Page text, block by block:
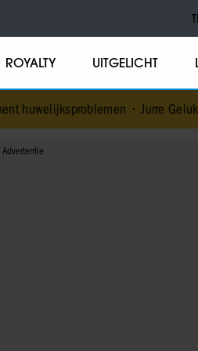
ROYALTY UITGELICHT
•Jurre Geluk heeft nieuwe